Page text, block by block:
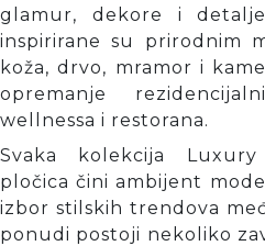
glamur, dekore i
inspirirane su prirodnim
koža, drvo, mramor i
opremanje
wellnessa i restorana.
Svaka kolekcija
pločica čini ambijent
izbor stilskih trendova
ponudi postoji nekoliko